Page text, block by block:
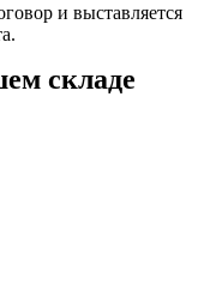
и выставляется
складе